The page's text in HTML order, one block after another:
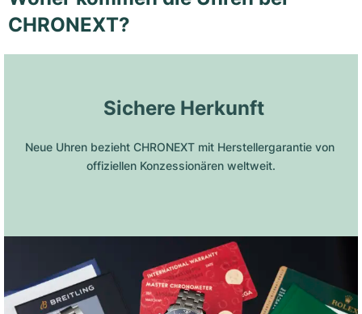
CHRONEXT?
Sichere Herkunft
Neue Uhren bezieht CHRONEXT mit Herstellergarantie von
offiziellen Konzessionären weltweit.